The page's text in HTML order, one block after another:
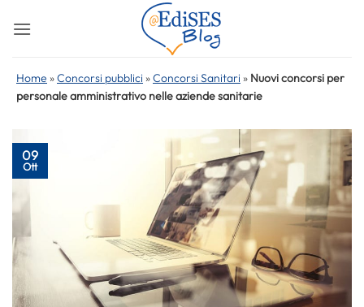
Home »Concorsi pubblici »Concorsi Sanitari » Nuovi concorsi per
personale amministrativo nelle aziende sanitarie
09
Ott